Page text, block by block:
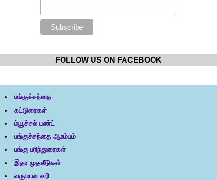
FOLLOW US ON FACEBOOK
பங்குச்சந்தை
கட்டுரைகள்
ம்யூச்சல் பண்ட்
பங்குச்சந்தை ஆரம்பம்
பங்கு பரிந்துரைகள்
இதர முதலீடுகள்
வருமான வரி